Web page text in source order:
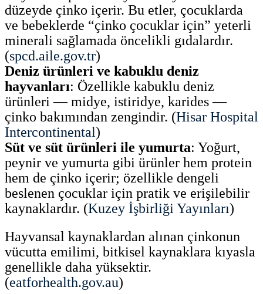
düzeyde çinko içerir. Bu etler, çocuklarda
ve bebeklerde “çinko çocuklar için” yeterli
minerali sağlamada öncelikli gıdalardır.
(spcd.aile.gov.tr)
Deniz ürünleri ve kabuklu deniz
hayvanları: Özellikle kabuklu deniz
ürünleri — midye, istiridye, karides —
çinko bakımından zengindir. (Hisar Hospital
Intercontinental)
Süt ve süt ürünleri ile yumurta: Yoğurt,
peynir ve yumurta gibi ürünler hem protein
hem de çinko içerir; özellikle dengeli
beslenen çocuklar için pratik ve erişilebilir
kaynaklardır. (Kuzey İşbirliği Yayınları)
Hayvansal kaynaklardan alınan çinkonun
vücutta emilimi, bitkisel kaynaklara kıyasla
genellikle daha yüksektir.
(eatforhealth.gov.au)